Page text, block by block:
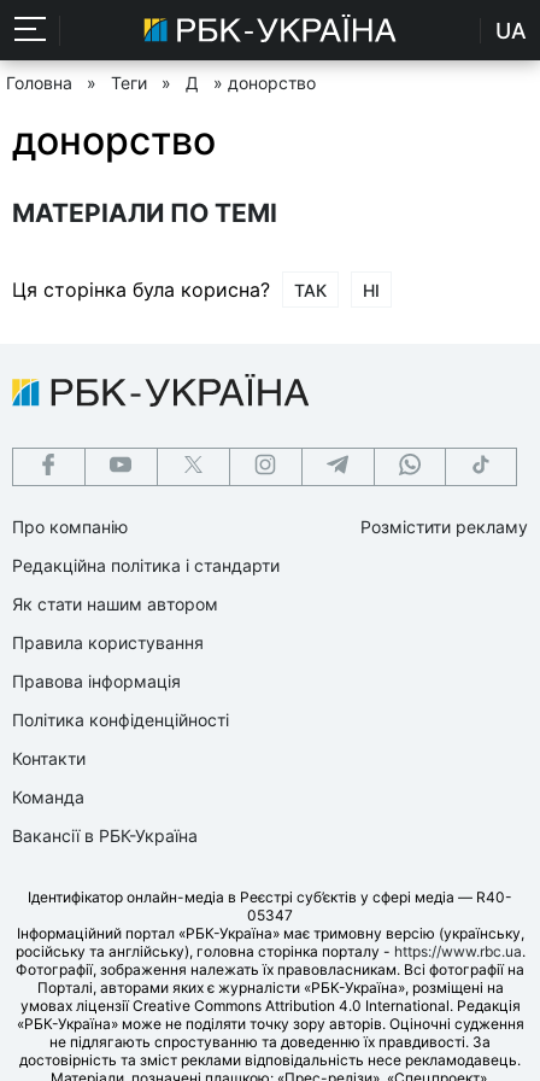
UA
Головна » Теги » Д » донорство
донорство
МАТЕРІАЛИ ПО ТЕМІ
Ця сторінка була корисна? ТАК НІ
Про компанію
Редакційна політика і стандарти
Як стати нашим автором
Правила користування
Правова інформація
Політика конфіденційності
Контакти
Команда
Вакансії в РБК-Україна
Розмістити рекламу
Ідентифікатор онлайн-медіа в Реєстрі суб’єктів у сфері медіа — R40-
05347
Інформаційний портал «РБК-Україна» має тримовну версію (українську,
російську та англійську), головна сторінка порталу - https://www.rbc.ua.
Фотографії, зображення належать їх правовласникам. Всі фотографії на
Порталі, авторами яких є журналісти «РБК-Україна», розміщені на
умовах ліцензії Creative Commons Attribution 4.0 International. Редакція
«РБК-Україна» може не поділяти точку зору авторів. Оціночні судження
не підлягають спростуванню та доведенню їх правдивості. За
достовірність та зміст реклами відповідальність несе рекламодавець.